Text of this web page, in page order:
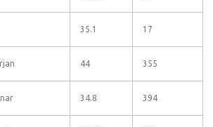
35.1 17
44 355
34.8 394